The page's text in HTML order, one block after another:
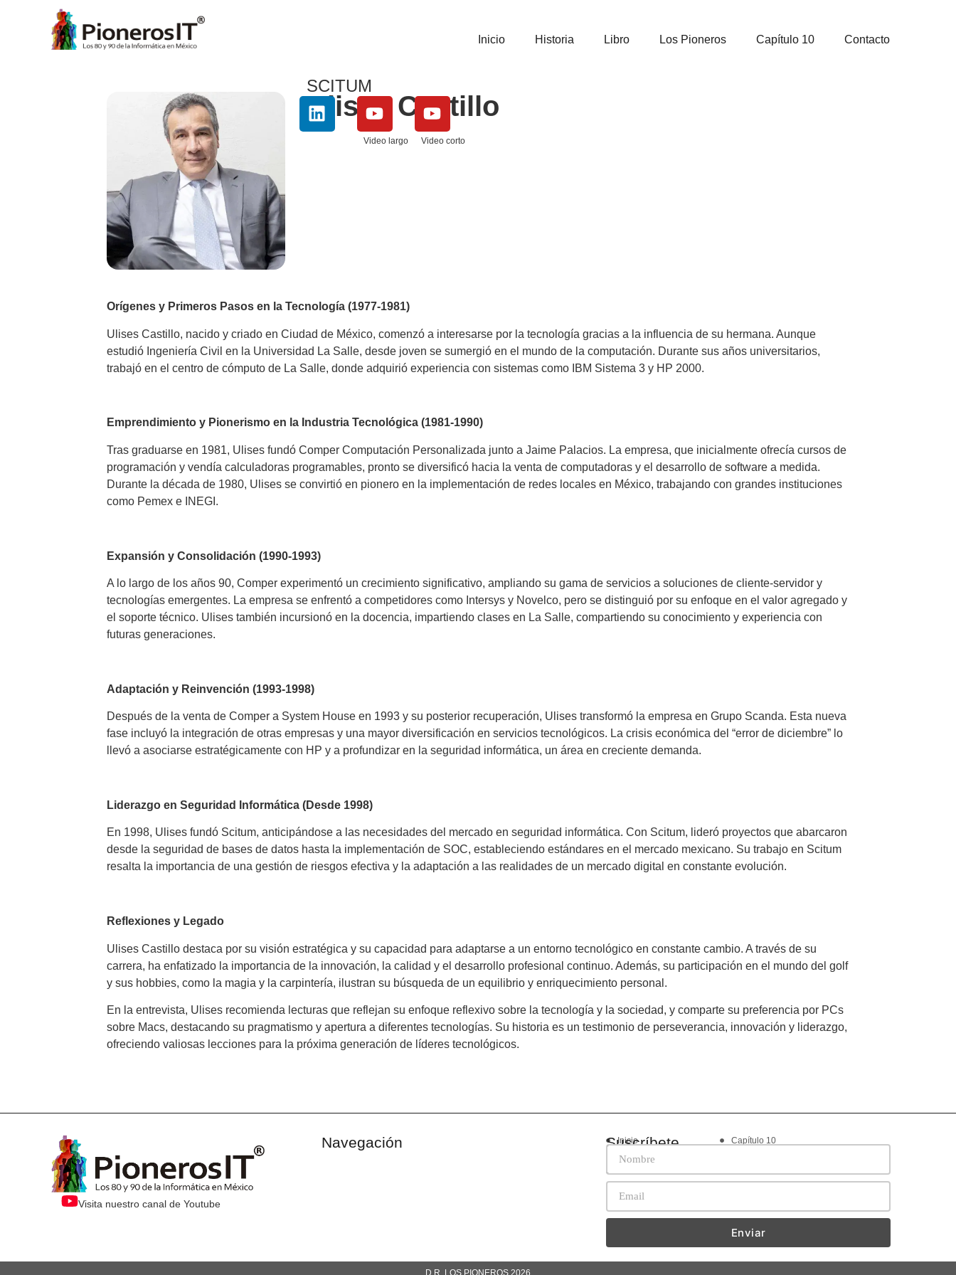
Inicio Historia Libro Los Pioneros Capítulo 10 Contacto
Ulises Castillo
SCITUM
Video largo Video corto
Orígenes y Primeros Pasos en la Tecnología (1977-1981)
Ulises Castillo, nacido y criado en Ciudad de México, comenzó a interesarse por la tecnología gracias a la influencia de su hermana. Aunque
estudió Ingeniería Civil en la Universidad La Salle, desde joven se sumergió en el mundo de la computación. Durante sus años universitarios,
trabajó en el centro de cómputo de La Salle, donde adquirió experiencia con sistemas como IBM Sistema 3 y HP 2000.
Emprendimiento y Pionerismo en la Industria Tecnológica (1981-1990)
Tras graduarse en 1981, Ulises fundó Comper Computación Personalizada junto a Jaime Palacios. La empresa, que inicialmente ofrecía cursos de
programación y vendía calculadoras programables, pronto se diversificó hacia la venta de computadoras y el desarrollo de software a medida.
Durante la década de 1980, Ulises se convirtió en pionero en la implementación de redes locales en México, trabajando con grandes instituciones
como Pemex e INEGI.
Expansión y Consolidación (1990-1993)
A lo largo de los años 90, Comper experimentó un crecimiento significativo, ampliando su gama de servicios a soluciones de cliente-servidor y
tecnologías emergentes. La empresa se enfrentó a competidores como Intersys y Novelco, pero se distinguió por su enfoque en el valor agregado y
el soporte técnico. Ulises también incursionó en la docencia, impartiendo clases en La Salle, compartiendo su conocimiento y experiencia con
futuras generaciones.
Adaptación y Reinvención (1993-1998)
Después de la venta de Comper a System House en 1993 y su posterior recuperación, Ulises transformó la empresa en Grupo Scanda. Esta nueva
fase incluyó la integración de otras empresas y una mayor diversificación en servicios tecnológicos. La crisis económica del “error de diciembre” lo
llevó a asociarse estratégicamente con HP y a profundizar en la seguridad informática, un área en creciente demanda.
Liderazgo en Seguridad Informática (Desde 1998)
En 1998, Ulises fundó Scitum, anticipándose a las necesidades del mercado en seguridad informática. Con Scitum, lideró proyectos que abarcaron
desde la seguridad de bases de datos hasta la implementación de SOC, estableciendo estándares en el mercado mexicano. Su trabajo en Scitum
resalta la importancia de una gestión de riesgos efectiva y la adaptación a las realidades de un mercado digital en constante evolución.
Reflexiones y Legado
Ulises Castillo destaca por su visión estratégica y su capacidad para adaptarse a un entorno tecnológico en constante cambio. A través de su
carrera, ha enfatizado la importancia de la innovación, la calidad y el desarrollo profesional continuo. Además, su participación en el mundo del golf
y sus hobbies, como la magia y la carpintería, ilustran su búsqueda de un equilibrio y enriquecimiento personal.
En la entrevista, Ulises recomienda lecturas que reflejan su enfoque reflexivo sobre la tecnología y la sociedad, y comparte su preferencia por PCs
sobre Macs, destacando su pragmatismo y apertura a diferentes tecnologías. Su historia es un testimonio de perseverancia, innovación y liderazgo,
ofreciendo valiosas lecciones para la próxima generación de líderes tecnológicos.
Visita nuestro canal de Youtube
Navegación
Inicio
Libro
Historia
Capítulo 10
Cookies
Suscríbete
Enviar